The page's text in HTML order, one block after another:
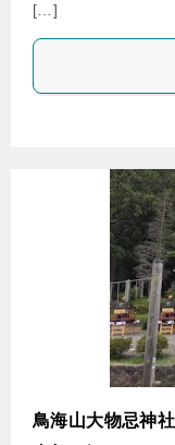
[…]
鳥海山大物忌神